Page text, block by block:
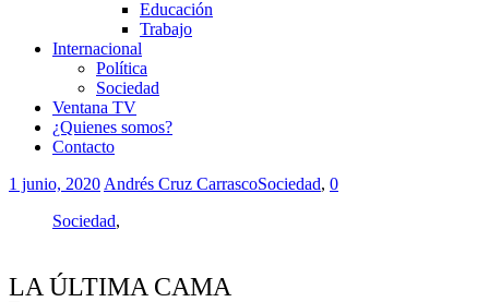
Educación
Trabajo
Internacional
Política
Sociedad
Ventana TV
¿Quienes somos?
Contacto
1 junio, 2020 Andrés Cruz CarrascoSociedad, 0
Sociedad,
LA ÚLTIMA CAMA